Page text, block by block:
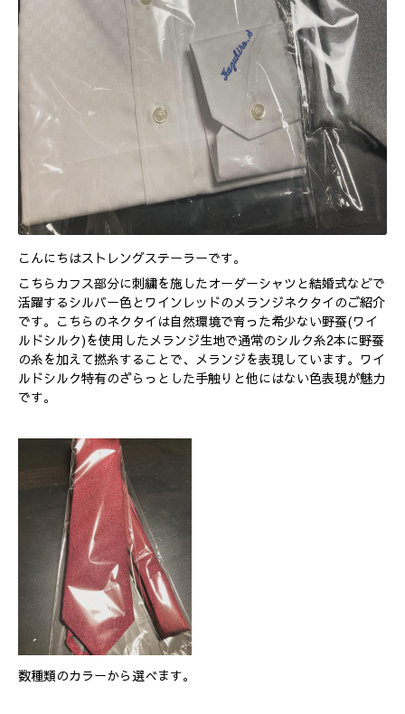
こんにちはストレングステーラーです。
こちらカフス部分に刺繍を施したオーダーシャツと結婚式などで
活躍するシルバー色とワインレッドのメランジネクタイのご紹介
です。こちらのネクタイは自然環境で育った希少ない野蚕(ワイ
ルドシルク)を使用したメランジ生地で通常のシルク糸2本に野蚕
の糸を加えて撚糸することで、メランジを表現しています。ワイ
ルドシルク特有のざらっとした手触りと他にはない色表現が魅力
です。
数種類のカラーから選べます。